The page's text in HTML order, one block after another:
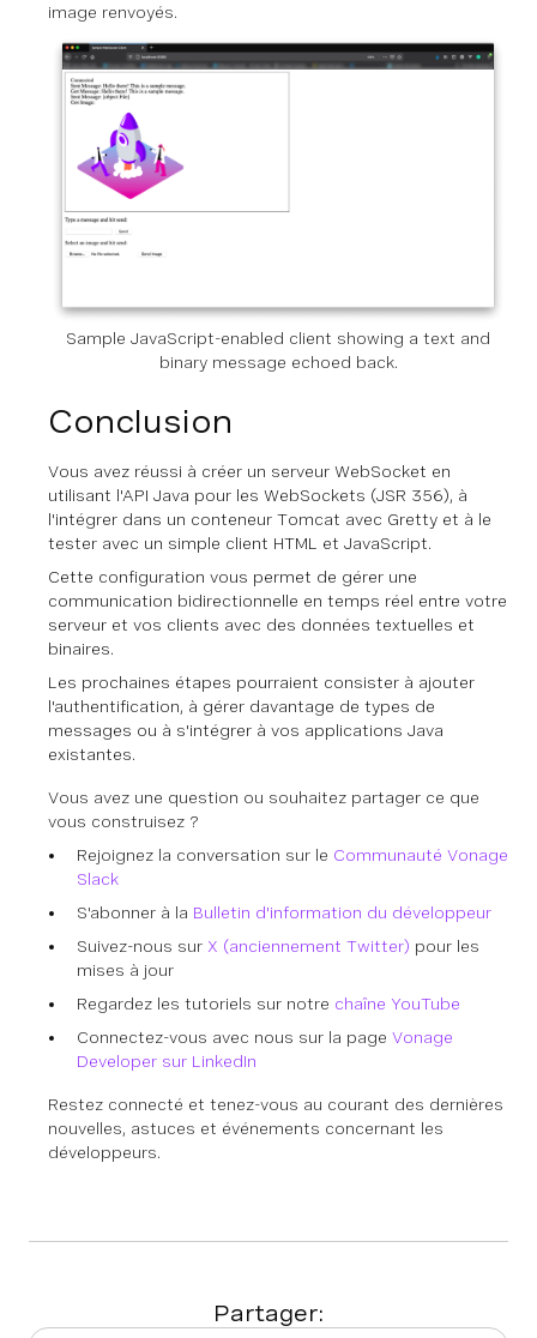
image renvoyés.
Sample JavaScript-enabled client showing a text and
binary message echoed back.
Conclusion
Vous avez réussi à créer un serveur WebSocket en
utilisant l'API Java pour les WebSockets (JSR 356), à
l'intégrer dans un conteneur Tomcat avec Gretty et à le
tester avec un simple client HTML et JavaScript.
Cette configuration vous permet de gérer une
communication bidirectionnelle en temps réel entre votre
serveur et vos clients avec des données textuelles et
binaires.
Les prochaines étapes pourraient consister à ajouter
l'authentification, à gérer davantage de types de
messages ou à s'intégrer à vos applications Java
existantes.
Vous avez une question ou souhaitez partager ce que
vous construisez ?
Rejoignez la conversation sur le Communauté Vonage
Slack
S'abonner à la Bulletin d'information du développeur
Suivez-nous sur X (anciennement Twitter) pour les
mises à jour
Regardez les tutoriels sur notre chaîne YouTube
Connectez-vous avec nous sur la page Vonage
Developer sur LinkedIn
Restez connecté et tenez-vous au courant des dernières
nouvelles, astuces et événements concernant les
développeurs.
Partager: